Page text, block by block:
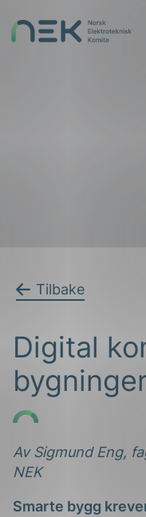
NEK
Tilbake
Digital
Av Sigmund Eng,
NEK
Smarte bygg